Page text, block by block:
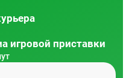
игровой приставки